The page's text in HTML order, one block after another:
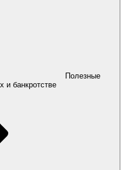
Полезные
и банкротстве